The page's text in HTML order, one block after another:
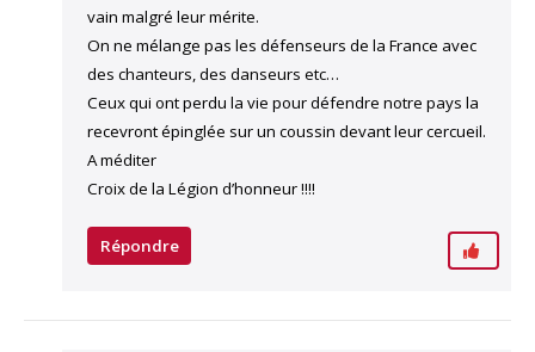
vain malgré leur mérite.
On ne mélange pas les défenseurs de la France avec
des chanteurs, des danseurs etc…
Ceux qui ont perdu la vie pour défendre notre pays la
recevront épinglée sur un coussin devant leur cercueil.
A méditer
Croix de la Légion d’honneur !!!!
Répondre